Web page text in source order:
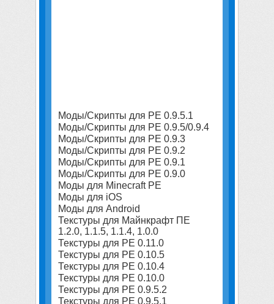
Моды/Скрипты для PE 0.9.5.1
Моды/Скрипты для PE 0.9.5/0.9.4
Моды/Скрипты для PE 0.9.3
Моды/Скрипты для PE 0.9.2
Моды/Скрипты для PE 0.9.1
Моды/Скрипты для PE 0.9.0
Моды для Minecraft PE
Моды для iOS
Моды для Android
Текстуры для Майнкрафт ПЕ
1.2.0, 1.1.5, 1.1.4, 1.0.0
Текстуры для PE 0.11.0
Текстуры для PE 0.10.5
Текстуры для PE 0.10.4
Текстуры для PE 0.10.0
Текстуры для PE 0.9.5.2
Текстуры для PE 0.9.5.1